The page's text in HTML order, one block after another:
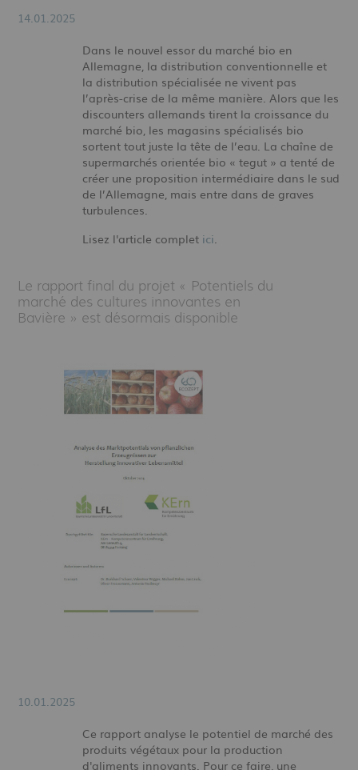
14.01.2025
Dans le nouvel essor du marché bio en
Allemagne, la distribution conventionnelle et
la distribution spécialisée ne vivent pas
l’après-crise de la même manière. Alors que les
discounters allemands tirent la croissance du
marché bio, les magasins spécialisés bio
sortent tout juste la tête de l’eau. La chaîne de
supermarchés orientée bio « tegut » a tenté de
créer une proposition intermédiaire dans le sud
de l’Allemagne, mais entre dans de graves
turbulences.
Lisez l'article complet ici
Le rapport final du projet « Potentiels du
marché des cultures innovantes en
Bavière » est désormais disponible
10.01.2025
Ce rapport analyse le potentiel de marché des
produits végétaux pour la production
d'aliments innovants. Pour ce faire, une